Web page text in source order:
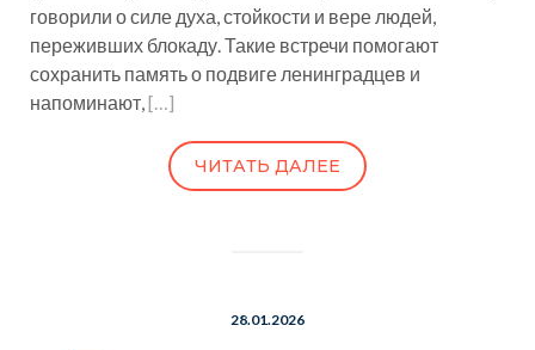
говорили о силе духа, стойкости и вере людей,
переживших блокаду. Такие встречи помогают
сохранить память о подвиге ленинградцев и
напоминают,[…]
ЧИТАТЬ ДАЛЕЕ
28.01.2026